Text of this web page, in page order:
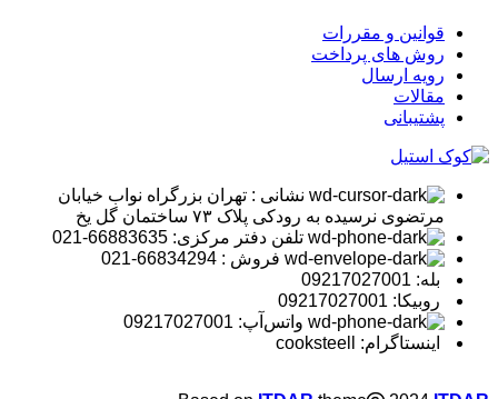
قوانین و مقررات
روش های پرداخت
رویه ارسال
مقالات
پشتیبانی
نشانی : تهران بزرگراه نواب خیابان
مرتضوی نرسیده به رودکی پلاک ۷۳ ساختمان گل یخ
تلفن دفتر مرکزی: 66883635-021
فروش : 66834294-021
بله: 09217027001
روبیکا: 09217027001
واتس‌آپ: 09217027001
اینستاگرام: cooksteell